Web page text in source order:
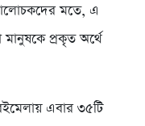
মতে, এ
মানুষকে প্রকৃত অর্থে
এবার ৩৫টি